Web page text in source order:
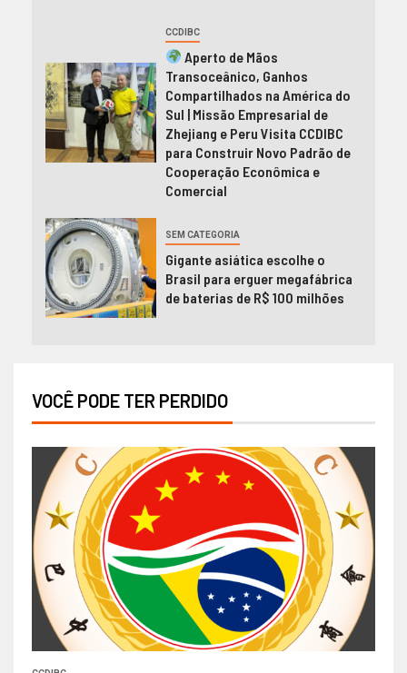
CCDIBC
Aperto de Mãos
Transoceânico, Ganhos
Compartilhados na América do
Sul | Missão Empresarial de
Zhejiang e Peru Visita CCDIBC
para Construir Novo Padrão de
Cooperação Econômica e
Comercial
SEM CATEGORIA
Gigante asiática escolhe o
Brasil para erguer megafábrica
de baterias de R$ 100 milhões
VOCÊ PODE TER PERDIDO